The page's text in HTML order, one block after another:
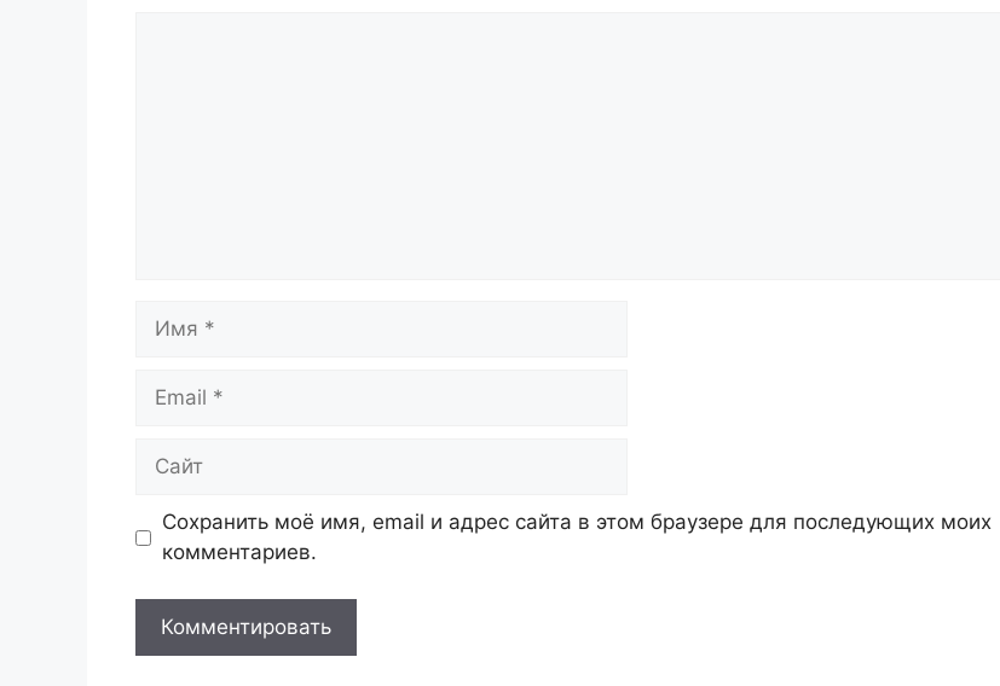
Имя
Email
Сайт
Сохранить моё имя, email и адрес сайта в этом браузере для последующих моих
комментариев.